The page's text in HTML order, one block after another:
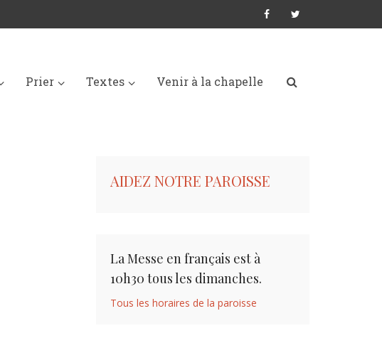
Prier Textes Venir à la chapelle
AIDEZ NOTRE PAROISSE
La Messe en français est à
10h30 tous les dimanches.
Tous les horaires de la paroisse